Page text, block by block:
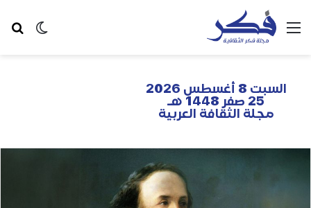
السبت 8 أغسطس 2026
25 صفر 1448 هـ
مجلة الثقافة العربية